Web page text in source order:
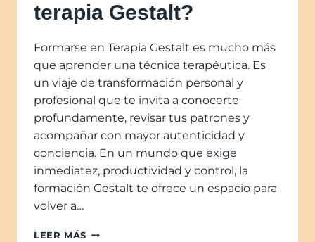
terapia Gestalt?
Formarse en Terapia Gestalt es mucho más
que aprender una técnica terapéutica. Es
un viaje de transformación personal y
profesional que te invita a conocerte
profundamente, revisar tus patrones y
acompañar con mayor autenticidad y
conciencia. En un mundo que exige
inmediatez, productividad y control, la
formación Gestalt te ofrece un espacio para
volver a…
LEER MÁS